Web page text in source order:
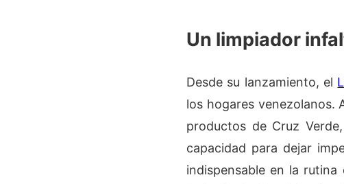
Un limpiador
Desde su lanzamiento, el
los hogares venezolanos.
productos de Cruz
capacidad para dejar
indispensable en la